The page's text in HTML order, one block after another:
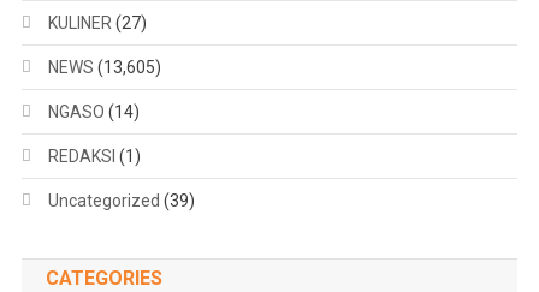
KULINER(27)
NEWS (13,605)
NGASO (14)
REDAKSI (1)
Uncategorized (39)
CATEGORIES